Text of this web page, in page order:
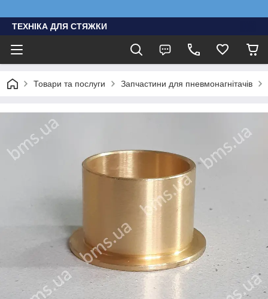
ТЕХНІКА ДЛЯ СТЯЖКИ
Товари та послуги Запчастини для пневмонагнітачів